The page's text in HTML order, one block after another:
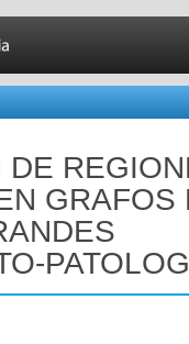
GRAFOS